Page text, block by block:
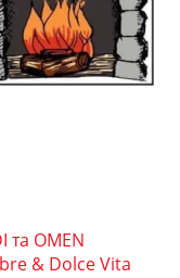
та OMEN
& Dolce Vita